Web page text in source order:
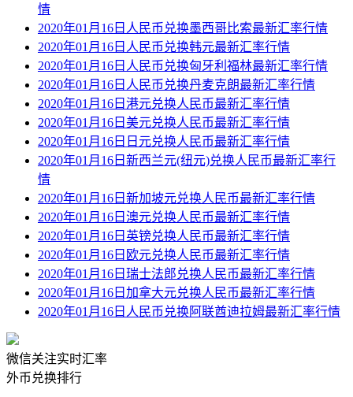
情
2020年01月16日人民币兑换墨西哥比索最新汇率行情
2020年01月16日人民币兑换韩元最新汇率行情
2020年01月16日人民币兑换匈牙利福林最新汇率行情
2020年01月16日人民币兑换丹麦克朗最新汇率行情
2020年01月16日港元兑换人民币最新汇率行情
2020年01月16日美元兑换人民币最新汇率行情
2020年01月16日日元兑换人民币最新汇率行情
2020年01月16日新西兰元(纽元)兑换人民币最新汇率行
情
2020年01月16日新加坡元兑换人民币最新汇率行情
2020年01月16日澳元兑换人民币最新汇率行情
2020年01月16日英镑兑换人民币最新汇率行情
2020年01月16日欧元兑换人民币最新汇率行情
2020年01月16日瑞士法郎兑换人民币最新汇率行情
2020年01月16日加拿大元兑换人民币最新汇率行情
2020年01月16日人民币兑换阿联酋迪拉姆最新汇率行情
微信关注实时汇率
外币兑换排行